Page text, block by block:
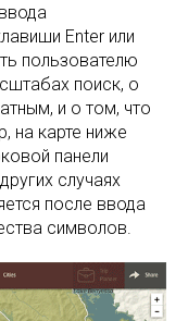
Enter или
пользователю
поиск, о
и о том, что
на карте ниже
панели
случаях
после ввода
символов.